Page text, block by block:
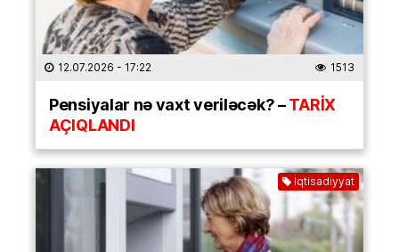
12.07.2026 - 17:22 1513
Pensiyalar nə vaxt veriləcək? –TARİX
AÇIQLANDI
İqtisadiyyat